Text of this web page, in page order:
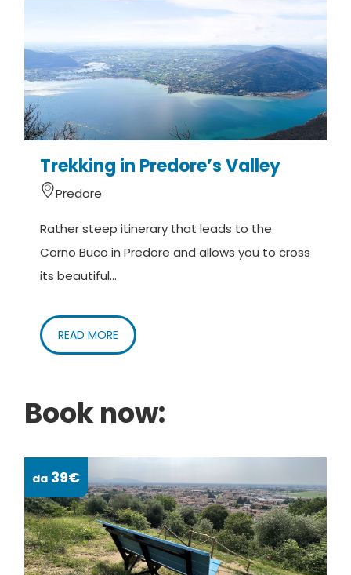
Trekking in Predore’s Valley
Predore
Rather steep itinerary that leads to the
Corno Buco in Predore and allows you to cross
its beautiful...
READ MORE
Book now:
da 39€